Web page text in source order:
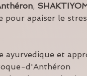
,
pour apaiser le
et
d'Anthéron